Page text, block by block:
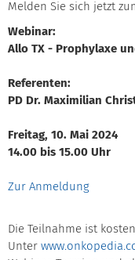
Melden Sie sich jetzt
Webinar:
Allo TX - Prophylaxe
Referenten:
PD Dr. Maximilian
Freitag, 10. Mai 2024
14.00 bis 15.00 Uhr
Zur Anmeldung
Die Teilnahme ist
Unter